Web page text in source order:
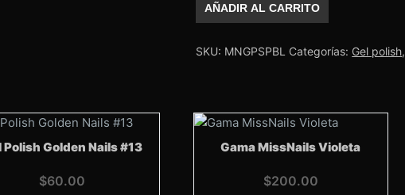
Missnails
Super
cantidad
AÑADIR AL CARRITO
SKU: MNGPSPBL Categorías: Gel polish,
Polish Golden Nails #13
$60.00
Gama MissNails Violeta
$200.00